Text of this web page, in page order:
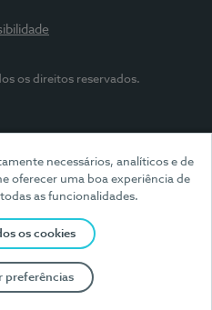
necessários, analíticos e de
oferecer uma boa experiência de
as funcionalidades.
os cookies
preferências
os direitos reservados.